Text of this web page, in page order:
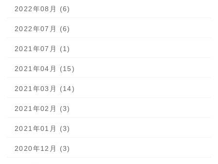
2022年08月 (6)
2022年07月 (6)
2021年07月 (1)
2021年04月 (15)
2021年03月 (14)
2021年02月 (3)
2021年01月 (3)
2020年12月 (3)